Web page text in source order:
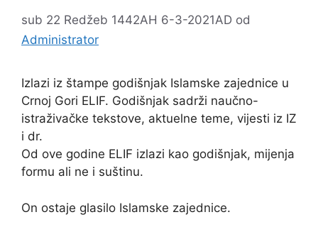
sub 22 Redžeb 1442AH 6-3-2021AD od
Administrator
Izlazi iz štampe godišnjak Islamske zajednice u
Crnoj Gori ELIF. Godišnjak sadrži naučno-
istraživačke tekstove, aktuelne teme, vijesti iz IZ
i dr.
Od ove godine ELIF izlazi kao godišnjak, mijenja
formu ali ne i suštinu.
On ostaje glasilo Islamske zajednice.